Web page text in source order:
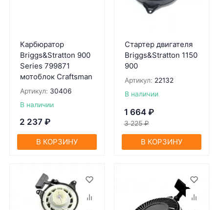
Карбюратор
Briggs&Stratton 900
Series 799871
мотоблок Craftsman
Артикул: 30406
В наличии
2 237 ₽
В КОРЗИНУ
Стартер двигателя
Briggs&Stratton 1150
900
Артикул: 22132
В наличии
1 664 ₽
3 225 ₽
В КОРЗИНУ